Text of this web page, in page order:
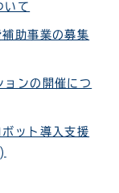
いて
助事業の募集
ョンの開催につ
ット導入支援